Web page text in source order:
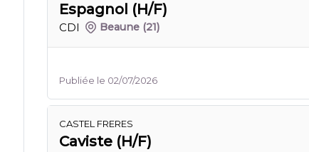
Espagnol (H/F)
CDI Beaune (21)
Publiée le 02/07/2026
CASTEL FRERES
Caviste (H/F)